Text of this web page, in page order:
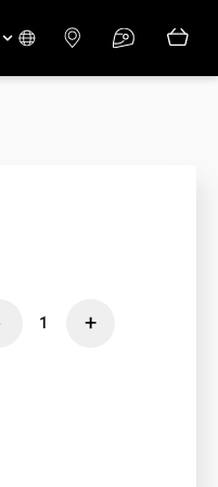
1 +